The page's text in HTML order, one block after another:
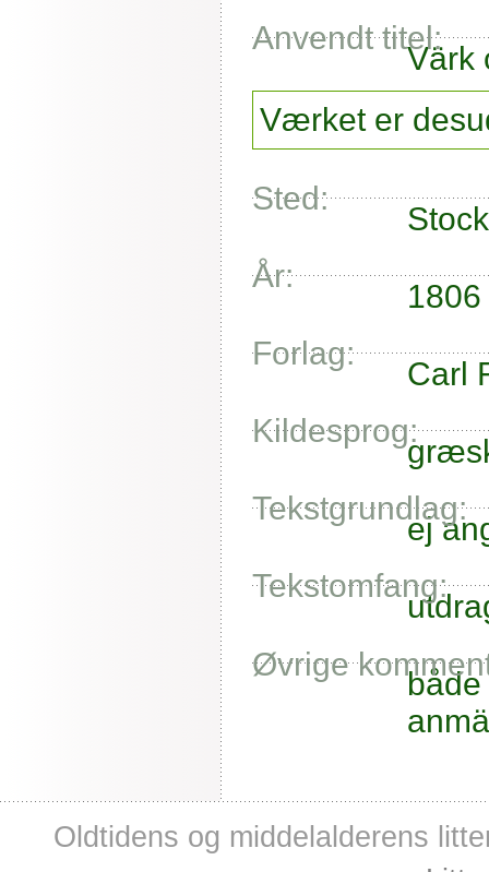
Anvendt titel:
Värk
Værket er
Sted:
År:
1806
Forlag:
Carl
Kildesprog:
Tekstgrundlag:
ej
Tekstomfang:
Øvrige
både
Oldtidens og middelalderens